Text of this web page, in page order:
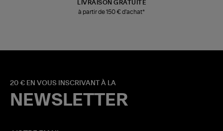
LIVRAISON GRATUITE
à partir de 150 € d'achat*
20 € EN VOUS INSCRIVANT À LA
NEWSLETTER